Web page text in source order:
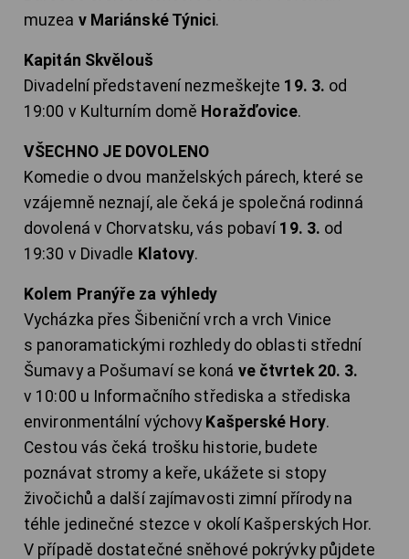
muzea v Mariánské Týnici.
Kapitán Skvělouš
Divadelní představení nezmeškejte 19. 3. od
19:00 v Kulturním domě Horažďovice.
VŠECHNO JE DOVOLENO
Komedie o dvou manželských párech, které se
vzájemně neznají, ale čeká je společná rodinná
dovolená v Chorvatsku, vás pobaví 19. 3. od
19:30 v Divadle Klatovy.
Kolem Pranýře za výhledy
Vycházka přes Šibeniční vrch a vrch Vinice
s panoramatickými rozhledy do oblasti střední
Šumavy a Pošumaví se koná ve čtvrtek 20. 3.
v 10:00 u Informačního střediska a střediska
environmentální výchovy Kašperské Hory.
Cestou vás čeká trošku historie, budete
poznávat stromy a keře, ukážete si stopy
živočichů a další zajímavosti zimní přírody na
téhle jedinečné stezce v okolí Kašperských Hor.
V případě dostatečné sněhové pokrývky půjdete